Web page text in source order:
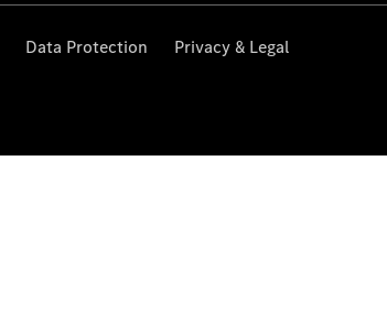
Data Protection Privacy & Legal